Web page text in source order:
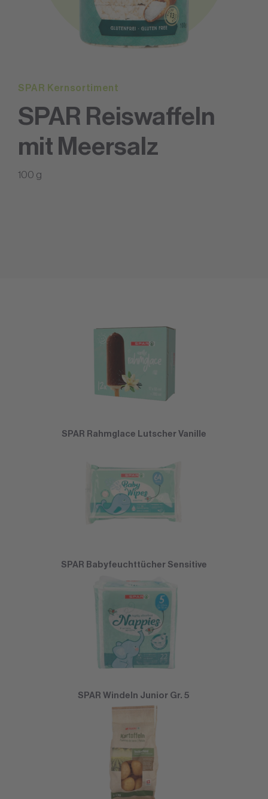
SPAR Kernsortiment
SPAR Reiswaffeln
mit Meersalz
100 g
SPAR Rahmglace Lutscher Vanille
SPAR Babyfeuchttücher Sensitive
SPAR Windeln Junior Gr. 5